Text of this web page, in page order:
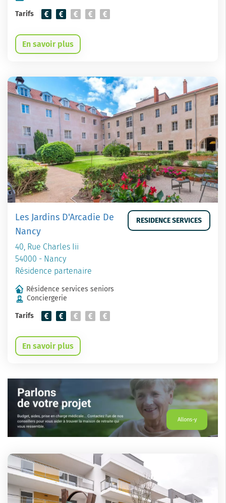
Tarifs
En savoir plus
Les Jardins D'Arcadie De
Nancy
40, Rue Charles Iii
54000 - Nancy
Résidence partenaire
RESIDENCE SERVICES
Résidence services seniors
Conciergerie
Tarifs
En savoir plus
Allons-y